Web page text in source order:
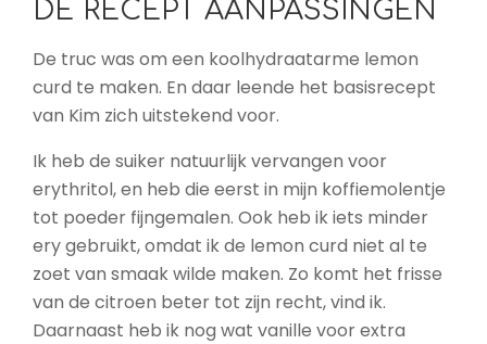
DE RECEPT AANPASSINGEN
De truc was om een koolhydraatarme lemon
curd te maken. En daar leende het basisrecept
van Kim zich uitstekend voor.
Ik heb de suiker natuurlijk vervangen voor
erythritol, en heb die eerst in mijn koffiemolentje
tot poeder fijngemalen. Ook heb ik iets minder
ery gebruikt, omdat ik de lemon curd niet al te
zoet van smaak wilde maken. Zo komt het frisse
van de citroen beter tot zijn recht, vind ik.
Daarnaast heb ik nog wat vanille voor extra